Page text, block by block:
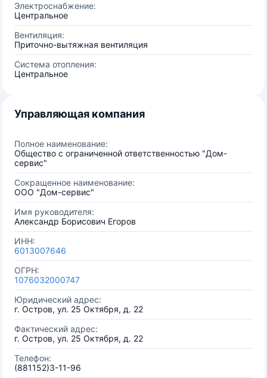
Электроснабжение:
Центральное
Вентиляция:
Приточно-вытяжная вентиляция
Система отопления:
Центральное
Управляющая компания
Полное наименование:
Общество с ограниченной ответственностью "Дом-
сервис"
Сокращенное наименование:
ООО "Дом-сервис"
Имя руководителя:
Александр Борисович Егоров
ИНН:
6013007646
ОГРН:
1076032000747
Юридический адрес:
г. Остров, ул. 25 Октября, д. 22
Фактический адрес:
г. Остров, ул. 25 Октября, д. 22
Телефон:
(881152)3-11-96